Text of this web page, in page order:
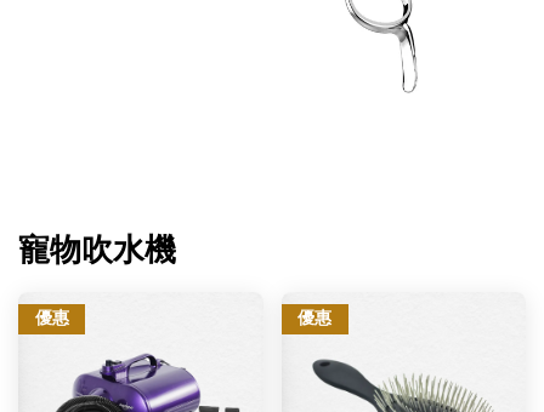
寵物吹水機
優惠 優惠